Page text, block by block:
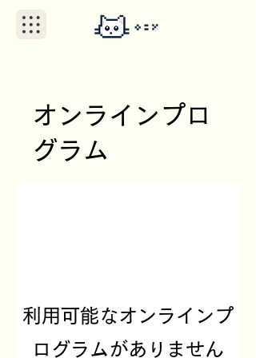
オンラインプロ
グラム
利用可能なオンラインプ
ログラムがありません